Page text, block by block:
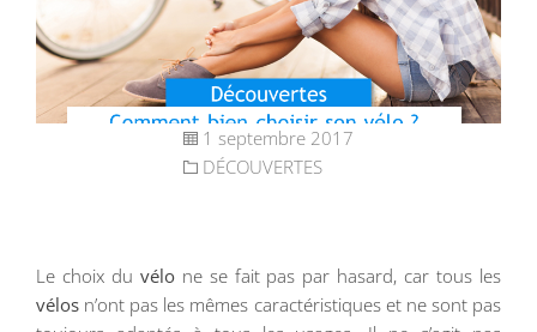
1 septembre 2017
DÉCOUVERTES
Le choix du vélone se fait pas par hasard, car tous les
vélos n’ont pas les mêmes caractéristiques et ne sont pas